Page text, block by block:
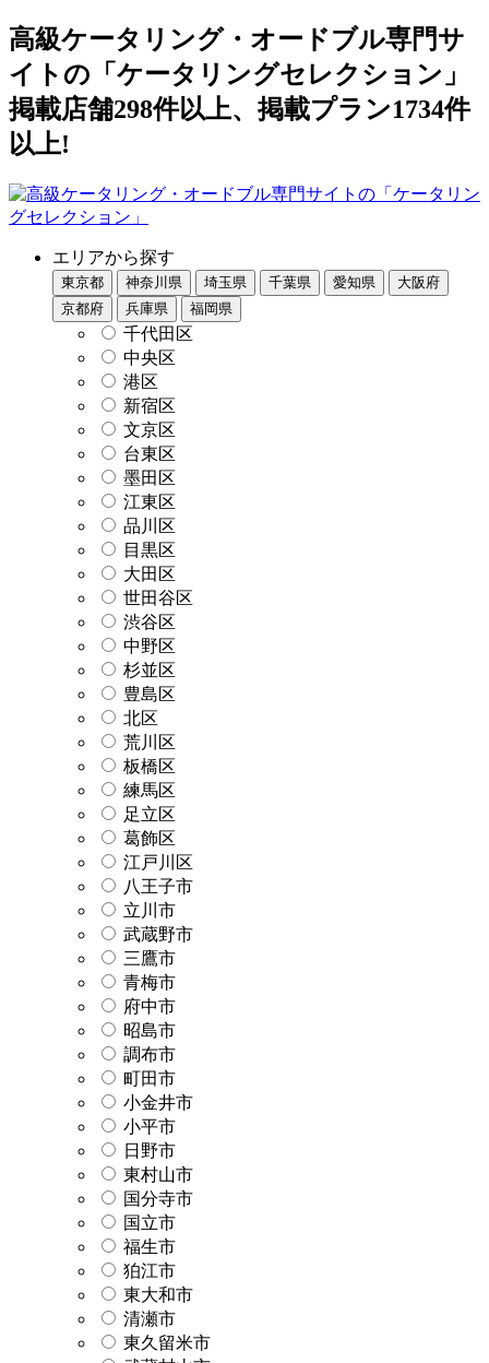
高級ケータリング・オードブル専門サ
イトの「ケータリングセレクション」
掲載店舗298件以上、掲載プラン1734件
以上!
エリアから探す
東京都 神奈川県 埼玉県 千葉県 愛知県
大阪府
京都府
兵庫県 福岡県
千代田区
中央区
港区
新宿区
文京区
台東区
墨田区
江東区
品川区
目黒区
大田区
世田谷区
渋谷区
中野区
杉並区
豊島区
北区
荒川区
板橋区
練馬区
足立区
葛飾区
江戸川区
八王子市
立川市
武蔵野市
三鷹市
青梅市
府中市
昭島市
調布市
町田市
小金井市
小平市
日野市
東村山市
国分寺市
国立市
福生市
狛江市
東大和市
清瀬市
東久留米市